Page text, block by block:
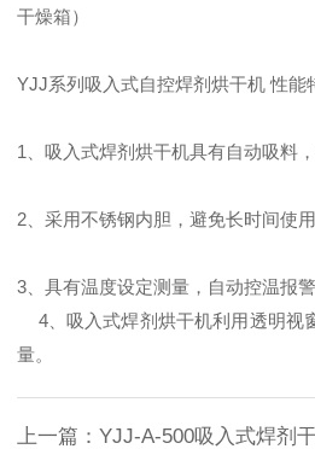
干燥箱）
YJJ系列吸入式自控焊剂烘干机 性能
1、吸入式焊剂烘干机具有自动吸料
2、采用不锈钢内胆，避免长时间使
3、具有温度设定测量，自动控温报
4、吸入式焊剂烘干机利用透明视
量。
上一篇： YJJ-A-500吸入式焊剂